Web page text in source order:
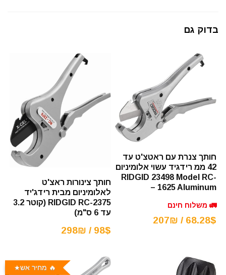
בדוק גם
חותך צנרת עם ראטצ'ט עד
42 ממ רידגיד עשוי אלומיניום
RIDGID 23498 Model RC-
1625 Aluminum –
🚛 משלוח חינם
68.28$ / 207₪
חותך צינורות ראצ'ט
לאלומיניום מבית רידג'יד
RIDGID RC-2375 (קוטר 3.2
עד 6 ס"מ)
98$ / 298₪
🔥 מחיר אש